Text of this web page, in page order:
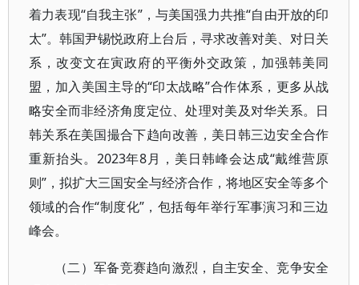
着力表现“自我主张”，与美国强力共推“自由开放的印
太”。韩国尹锡悦政府上台后，寻求改善对美、对日关
系，改变文在寅政府的平衡外交政策，加强韩美同
盟，加入美国主导的“印太战略”合作体系，更多从战
略安全而非经济角度定位、处理对美及对华关系。日
韩关系在美国撮合下趋向改善，美日韩三边安全合作
重新抬头。2023年8月，美日韩峰会达成“戴维营原
则”，拟扩大三国安全与经济合作，将地区安全等多个
领域的合作“制度化”，包括每年举行军事演习和三边
峰会。
（二）军备竞赛趋向激烈，自主安全、竞争安全